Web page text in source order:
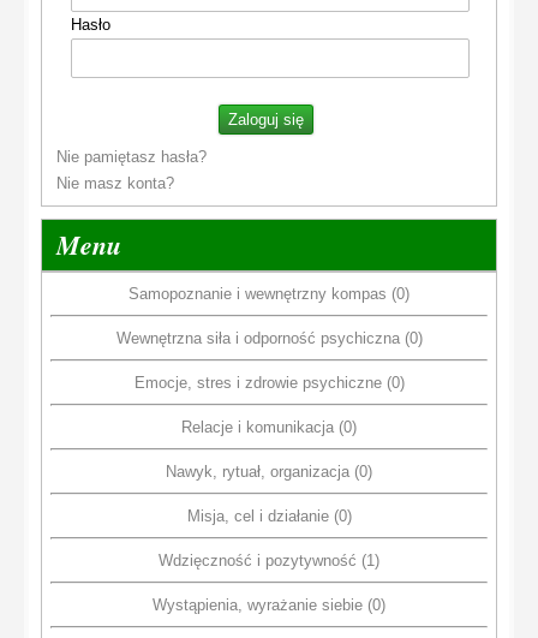
Hasło
Nie pamiętasz hasła?
Nie masz konta?
Menu
Samopoznanie i wewnętrzny kompas (0)
Wewnętrzna siła i odporność psychiczna (0)
Emocje, stres i zdrowie psychiczne (0)
Relacje i komunikacja (0)
Nawyk, rytuał, organizacja (0)
Misja, cel i działanie (0)
Wdzięczność i pozytywność (1)
Wystąpienia, wyrażanie siebie (0)